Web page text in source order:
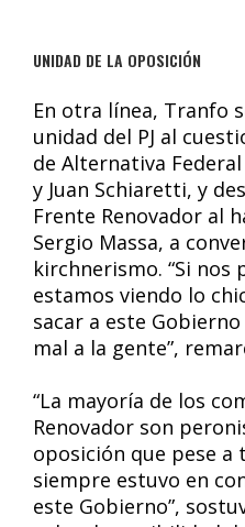
UNIDAD DE LA OPOSICIÓN
En otra línea, Tranfo
unidad del PJ al
de Alternativa
y Juan Schiaretti, y
Frente Renovador al
Sergio Massa, a
kirchnerismo. “Si nos
estamos viendo lo
sacar a este
mal a la gente”,
“La mayoría de los
Renovador son
oposición que pese a
siempre estuvo en
este Gobierno”,